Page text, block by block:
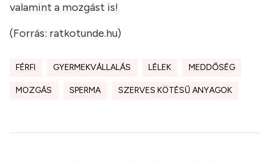
valamint a mozgást is!
(Forrás: ratkotunde.hu)
FÉRFI GYERMEKVÁLLALÁS LÉLEK MEDDŐSÉG
MOZGÁS SPERMA SZERVES KÖTÉSŰ ANYAGOK